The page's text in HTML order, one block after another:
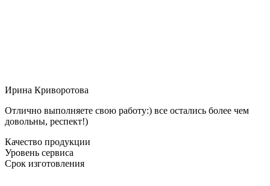
Ирина Криворотова
Отлично выполняете свою работу:) все остались более чем
довольны, респект!)
Качество продукции
Уровень сервиса
Срок изготовления